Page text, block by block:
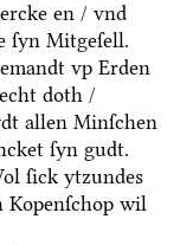
en / vnd
ſyn Mitgeſell.
vp Erden
doth /
allen Minſchen
ſyn gudt.
ſick ytzundes
Kopenſchop wil